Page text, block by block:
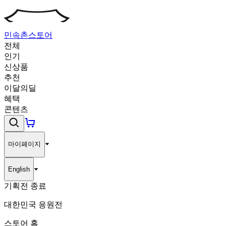
민속촌스토어
전체
인기
신상품
추천
이달의딜
혜택
콘텐츠
마이페이지
English
기획전 종료
대한민국 응원전
스토어 홈